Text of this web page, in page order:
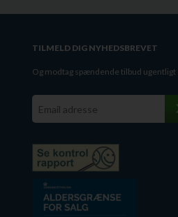
TILMELD DIG NYHEDSBREVET
Og modtag spændende tilbud ugentligt